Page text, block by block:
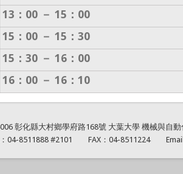
13：00 － 15：00
15：00 － 15：30
15：30 － 16：00
16：00 － 16：10
彰化縣大村鄉學府路168號 大葉大學 機械與自
：04-8511888 #2101 FAX：04-8511224